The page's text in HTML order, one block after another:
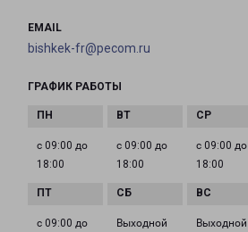
EMAIL
bishkek-fr@pecom.ru
ГРАФИК РАБОТЫ
с 09:00 до
18:00
с 09:00 до
18:00
с 09:00 до
18:00
с 09:00 до
Выходной Выходной